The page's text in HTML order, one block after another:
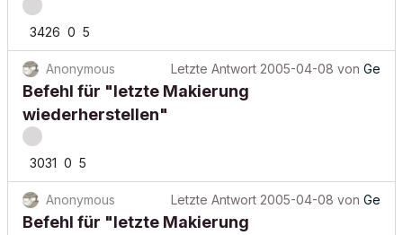
3426 0 5
Anonymous Letzte Antwort 2005-04-08 von Ge
Befehl für "letzte Makierung
wiederherstellen"
3031 0 5
Anonymous Letzte Antwort 2005-04-08 von Ge
Befehl für "letzte Makierung